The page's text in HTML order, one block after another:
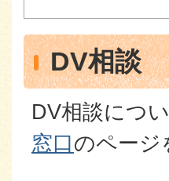
DV相談
DV相談につ
窓口のページ